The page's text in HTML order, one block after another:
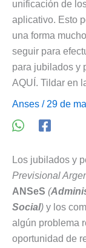
unificación de
aplicativo. Esto
una forma
seguir para
para jubilados y
AQUÍ. Tildar en
Anses / 29 de
Los jubilados y
Previsional
ANSeS (
Social) y los
algún problema
oportunidad de